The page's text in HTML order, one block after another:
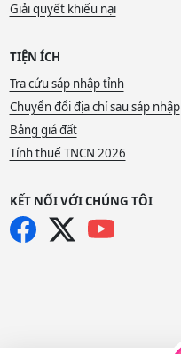
Giải quyết khiếu nại
TIỆN ÍCH
Tra cứu sáp nhập tỉnh
Chuyển đổi địa chỉ sau sáp nhập
Bảng giá đất
Tính thuế TNCN 2026
KẾT NỐI VỚI CHÚNG TÔI